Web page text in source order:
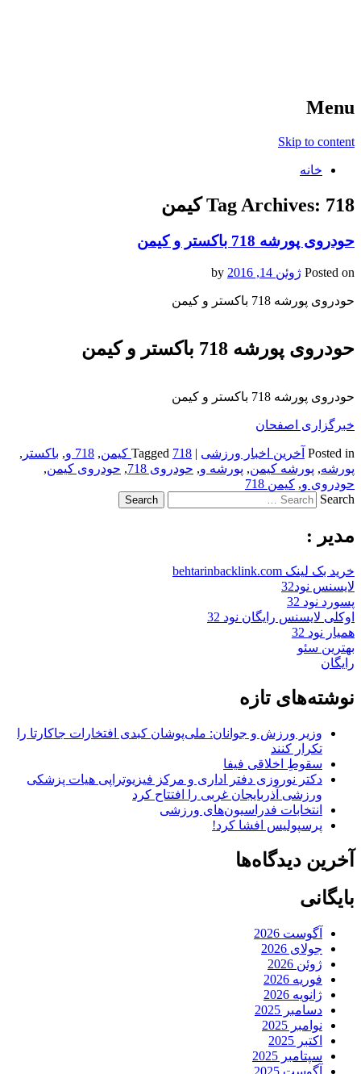
Menu
Skip to content
خانه
Tag Archives: 718 کیمن
حودروی پورشه 718 باکستر و کیمن
Posted on ژوئن 14, 2016
حودروی پورشه 718 باکستر و کیمن
حودروی پورشه 718 باکستر و کیمن
حودروی پورشه 718 باکستر و کیمن
خبرگزاری اصفحان
Posted in آخرین اخبار ورزشی |
Tagged 718 کیمن , 718 و , باکستر ,
پورشه, پورشه کیمن, پورشه و, حودروی 718 , حودروی کیمن,
حودروی و, کیمن 718
Search
مدیر :
خرید بک لینک behtarinbacklink.com
لایسنس نود32
پسورد نود 32
اوکلی لایسنس رایگان نود 32
همیار نود 32
بهترین سئو
رایگان
نوشته‌های تازه
وزیر ورزش و جوانان: ملی‌پوشان کبدی افتخارات جاکارتا را
تکرار کنند
سقوطِ اخلاقی فیفا
دکتر نوروزی دفتر اداری و مرکز فیزیوتراپی هیات پزشکی
ورزشی آذربایجان غربی را افتتاح کرد
انتخابات فدراسیون‌های ورزشی
پرسپولیس افشا کرد!
آخرین دیدگاه‌ها
بایگانی
آگوست 2026
جولای 2026
ژوئن 2026
فوریه 2026
ژانویه 2026
دسامبر 2025
نوامبر 2025
اکتبر 2025
سپتامبر 2025